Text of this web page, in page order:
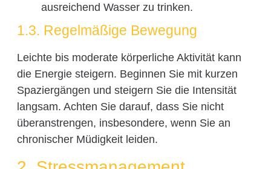
ausreichend Wasser zu trinken.
1.3. Regelmäßige Bewegung
Leichte bis moderate körperliche Aktivität kann
die Energie steigern. Beginnen Sie mit kurzen
Spaziergängen und steigern Sie die Intensität
langsam. Achten Sie darauf, dass Sie nicht
überanstrengen, insbesondere, wenn Sie an
chronischer Müdigkeit leiden.